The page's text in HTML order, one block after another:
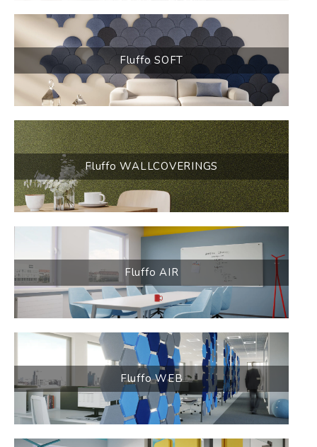
Fluffo SOFT
Fluffo WALLCOVERINGS
Fluffo AIR
Fluffo WEB